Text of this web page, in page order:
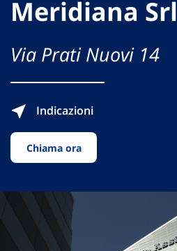
Meridiana Srl
Via Prati Nuovi 14
Indicazioni
Chiama ora